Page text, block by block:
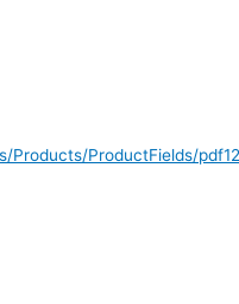
Products/ProductFields/